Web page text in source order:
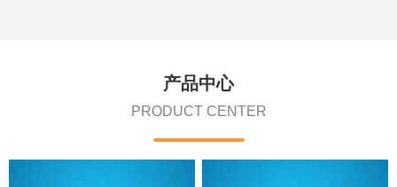
产品中心
PRODUCT CENTER